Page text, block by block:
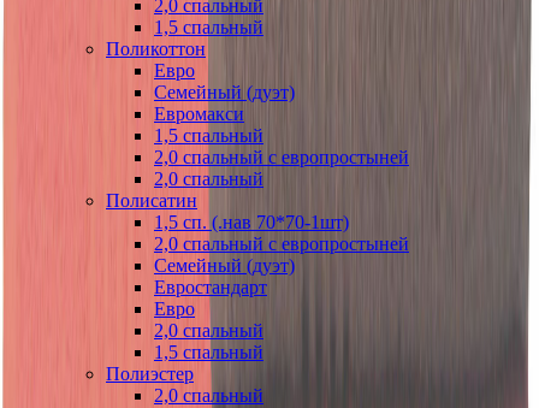
2,0 спальный
1,5 спальный
Поликоттон
Евро
Семейный (дуэт)
Евромакси
1,5 спальный
2,0 спальный с европростыней
2,0 спальный
Полисатин
1,5 сп. (.нав 70*70-1шт)
2,0 спальный с европростыней
Семейный (дуэт)
Евростандарт
Евро
2,0 спальный
1,5 спальный
Полиэстер
2,0 спальный